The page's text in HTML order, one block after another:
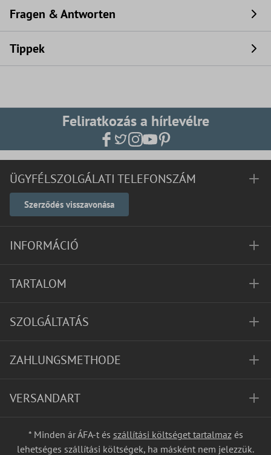
Fragen & Antworten
Tippek
Feliratkozás a hírlevélre
ÜGYFÉLSZOLGÁLATI TELEFONSZÁM
Szerződés visszavonása
INFORMÁCIÓ
TARTALOM
SZOLGÁLTATÁS
ZAHLUNGSMETHODE
VERSANDART
* Minden ár ÁFA-t és szállítási költséget tartalmazés
lehetséges szállítási költségek, ha másként nem jelezzük.